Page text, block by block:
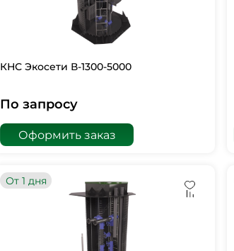
КНС Экосети В-1300-5000
По запросу
Оформить заказ
От 1 дня